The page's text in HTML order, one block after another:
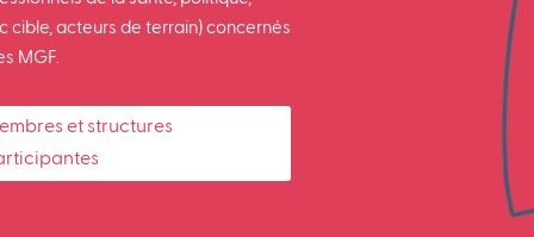
cible, acteurs de terrain) concernés
MGF.
et structures